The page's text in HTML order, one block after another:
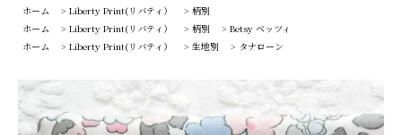
ホーム
> Liberty Print(リバティ） > 柄別
ホーム
> Liberty Print(リバティ） > 柄別 > Betsy ベッツィ
ホーム
> Liberty Print(リバティ） > 生地別 > タナローン